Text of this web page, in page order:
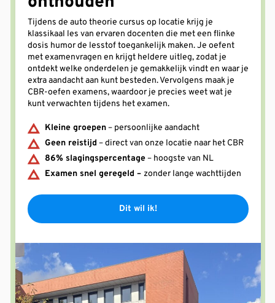
Tijdens de auto theorie cursus op locatie krijg je
klassikaal les van ervaren docenten die met een flinke
dosis humor de lesstof toegankelijk maken. Je oefent
met examenvragen en krijgt heldere uitleg, zodat je
ontdekt welke onderdelen je gemakkelijk vindt en waar je
extra aandacht aan kunt besteden. Vervolgens maak je
CBR-oefen examens, waardoor je precies weet wat je
kunt verwachten tijdens het examen.
Kleine groepen– persoonlijke aandacht
Geen reistijd – direct van onze locatie naar het CBR
86% slagingspercentage– hoogste van NL
Examen snel geregeld – zonder lange wachttijden
Dit wil ik!